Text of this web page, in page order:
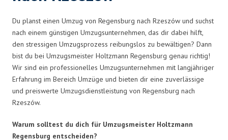
Du planst einen Umzug von Regensburg nach Rzeszów und suchst
nach einem günstigen Umzugsunternehmen, das dir dabei hilft,
den stressigen Umzugsprozess reibungslos zu bewältigen? Dann
bist du bei Umzugsmeister Holtzmann Regensburg genau richtig!
Wir sind ein professionelles Umzugsunternehmen mit langjähriger
Erfahrung im Bereich Umzüge und bieten dir eine zuverlässige
und preiswerte Umzugsdienstleistung von Regensburg nach
Rzeszów.
Warum solltest du dich für Umzugsmeister Holtzmann
Regensburg entscheiden?